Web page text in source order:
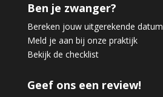
Ben je zwanger?
Bereken jouw uitgerekende datum
Meld je aan bij onze praktijk
Bekijk de checklist
Geef ons een review!